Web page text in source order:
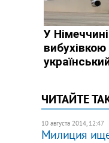
ЧИТАЙТЕ
10 августа 2014, 12:47
Милиция